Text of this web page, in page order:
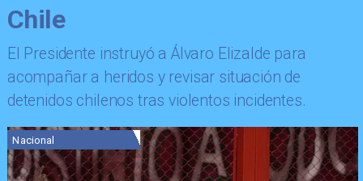
Chile
El Presidente instruyó a Álvaro Elizalde para
acompañar a heridos y revisar situación de
detenidos chilenos tras violentos incidentes.
Nacional